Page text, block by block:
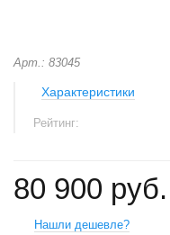
Арт.: 83045
Характеристики
Рейтинг:
80 900 руб.
Нашли дешевле?